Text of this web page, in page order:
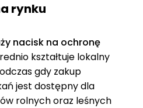
rynku
nacisk na ochronę
kształtuje lokalny
gdy zakup
jest dostępny dla
rolnych oraz leśnych